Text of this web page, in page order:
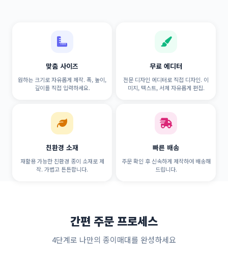
맞춤 사이즈
원하는 크기로 자유롭게 제작. 폭, 높이,
깊이를 직접 입력하세요.
무료 에디터
전문 디자인 에디터로 직접 디자인. 이
미지, 텍스트, 서체 자유롭게 편집.
친환경 소재
재활용 가능한 친환경 종이 소재로 제
작. 가볍고 튼튼합니다.
빠른 배송
주문 확인 후 신속하게 제작하여 배송해
드립니다.
간편 주문 프로세스
4단계로 나만의 종이매대를 완성하세요